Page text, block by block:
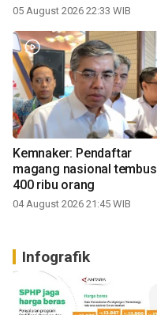
05 August 2026 22:33 WIB
Kemnaker: Pendaftar
magang nasional tembus
400 ribu orang
04 August 2026 21:45 WIB
Infografik